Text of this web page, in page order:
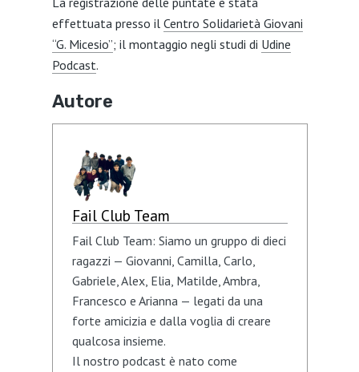
effettuata presso il Centro Solidarietà Giovani
“G. Micesio”; il montaggio negli studi di Udine
Podcast.
Autore
Fail Club Team
Fail Club Team: Siamo un gruppo di dieci
ragazzi — Giovanni, Camilla, Carlo,
Gabriele, Alex, Elia, Matilde, Ambra,
Francesco e Arianna — legati da una
forte amicizia e dalla voglia di creare
qualcosa insieme.
Il nostro podcast è nato come